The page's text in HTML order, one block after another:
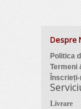
Despre
Politica
Termeni
Înscrieți-
Livrare